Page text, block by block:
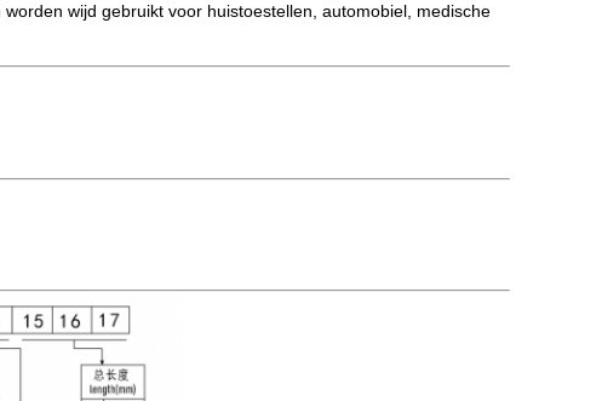
wijd gebruikt voor huistoestellen, automobiel, medische